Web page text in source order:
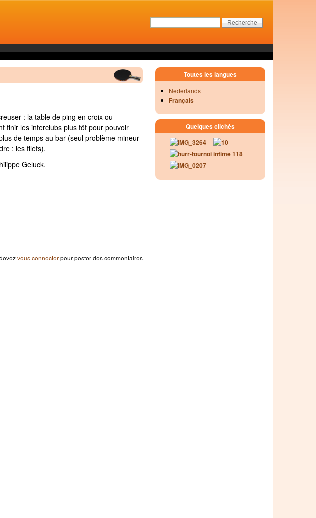
: la table de ping en croix ou
finir les interclubs plus tôt pour pouvoir
de temps au bar (seul problème mineur
: les filets).
Geluck.
vous connecterpour poster des commentaires
Toutes les langues
Nederlands
Français
Quelques clichés